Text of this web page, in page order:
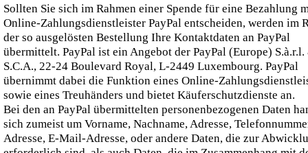
Sollten Sie sich im Rahmen einer Spende für eine Bezahlung
Online-Zahlungsdienstleister PayPal entscheiden, werden im
der so ausgelösten Bestellung Ihre Kontaktdaten an PayPal
übermittelt. PayPal ist ein Angebot der PayPal (Europe)
S.C.A., 22-24 Boulevard Royal, L-2449 Luxembourg. PayPal
übernimmt dabei die Funktion eines Online-
sowie eines Treuhänders und bietet Käuferschutzdienste an.
Bei den an PayPal übermittelten personenbezogenen Daten
sich zumeist um Vorname, Nachname, Adresse,
Adresse, E-Mail-Adresse, oder andere Daten, die zur